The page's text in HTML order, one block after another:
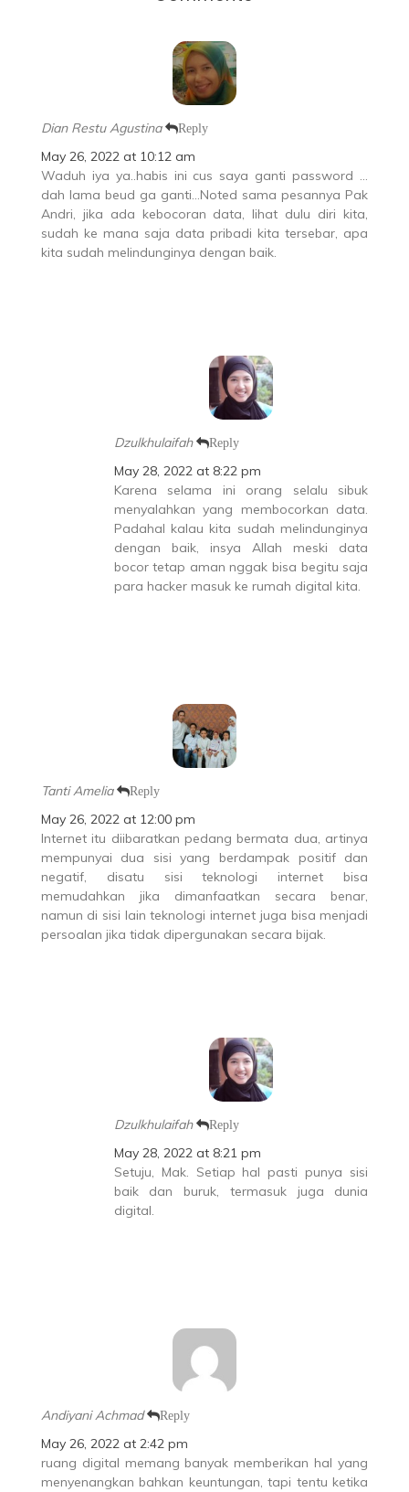
Dian Restu Agustina Reply
May 26, 2022 at 10:12 am
Waduh iya ya..habis ini cus saya ganti password …
dah lama beud ga ganti…Noted sama pesannya Pak
Andri, jika ada kebocoran data, lihat dulu diri kita,
sudah ke mana saja data pribadi kita tersebar, apa
kita sudah melindunginya dengan baik.
Dzulkhulaifah Reply
May 28, 2022 at 8:22 pm
Karena selama ini orang selalu sibuk
menyalahkan yang membocorkan data.
Padahal kalau kita sudah melindunginya
dengan baik, insya Allah meski data
bocor tetap aman nggak bisa begitu saja
para hacker masuk ke rumah digital kita.
Tanti Amelia Reply
May 26, 2022 at 12:00 pm
Internet itu diibaratkan pedang bermata dua, artinya
mempunyai dua sisi yang berdampak positif dan
negatif, disatu sisi teknologi internet bisa
memudahkan jika dimanfaatkan secara benar,
namun di sisi lain teknologi internet juga bisa menjadi
persoalan jika tidak dipergunakan secara bijak.
Dzulkhulaifah Reply
May 28, 2022 at 8:21 pm
Setuju, Mak. Setiap hal pasti punya sisi
baik dan buruk, termasuk juga dunia
digital.
Andiyani Achmad Reply
May 26, 2022 at 2:42 pm
ruang digital memang banyak memberikan hal yang
menyenangkan bahkan keuntungan, tapi tentu ketika